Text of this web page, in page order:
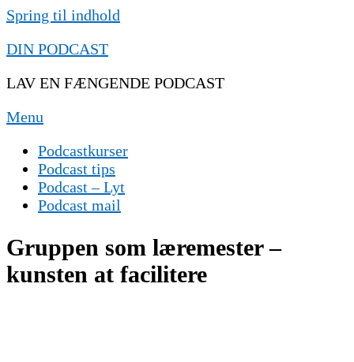
Spring til indhold
DIN PODCAST
LAV EN FÆNGENDE PODCAST
Menu
Podcastkurser
Podcast tips
Podcast – Lyt
Podcast mail
Gruppen som læremester –
kunsten at facilitere